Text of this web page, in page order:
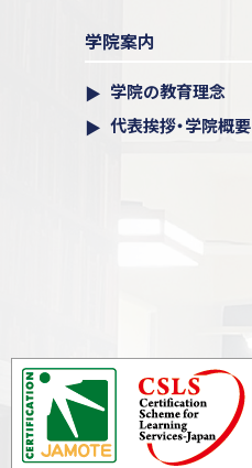
学院案内
学院の教育理念
代表挨拶・学院概要